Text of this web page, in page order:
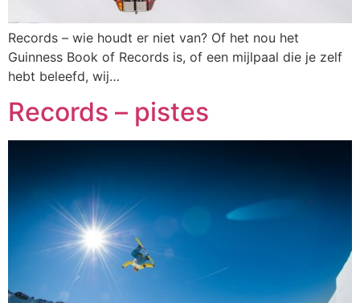
Records – wie houdt er niet van? Of het nou het
Guinness Book of Records is, of een mijlpaal die je zelf
hebt beleefd, wij…
Records – pistes